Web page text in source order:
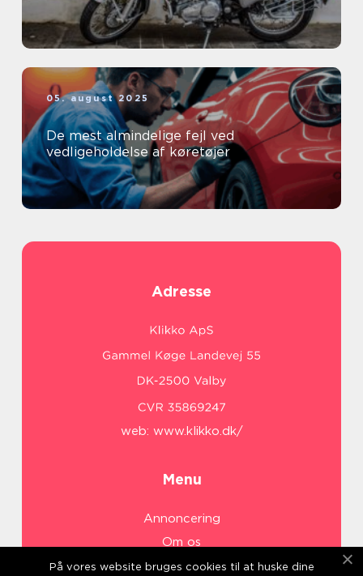
05. august 2025
De mest almindelige fejl ved
vedligeholdelse af køretøjer
Adresse
web: www.klikko.dk/
Menu
Annoncering
Om os
Cookies
På vores website bruges cookies til at huske dine